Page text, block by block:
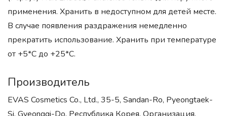
применения. Хранить в недоступном для детей месте.
В случае появления раздражения немедленно
прекратить использование. Хранить при температуре
от +5*С до +25*С.
Производитель
EVAS Cosmetics Co., Ltd., 35-5, Sandan-Ro, Pyeongtaek-